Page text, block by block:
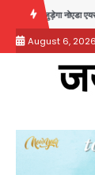
content
एयरपोर्ट, 4000
August 6, 2026